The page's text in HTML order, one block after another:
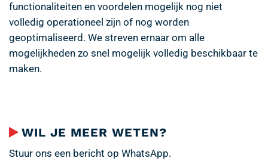
functionaliteiten en voordelen mogelijk nog niet
volledig operationeel zijn of nog worden
geoptimaliseerd. We streven ernaar om alle
mogelijkheden zo snel mogelijk volledig beschikbaar te
maken.
WIL JE MEER WETEN?
Stuur ons een bericht op WhatsApp.